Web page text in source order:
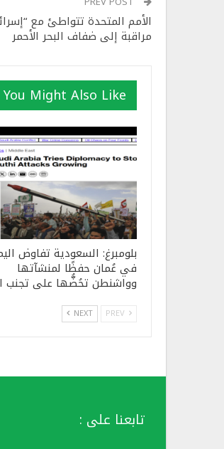
الأمم المتحدة تتواطئ مع
مراقبة إلى ضفاف البحر الأحمر
You Might Also Like
بلومبرغ: السعودية تفاوض
في عُمان حفظًا لمنشآتها
وواشنطن تحُضُّها على تجنب
NEXT
تابعنا على :